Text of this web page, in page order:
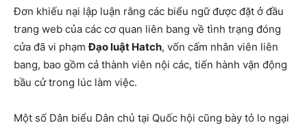
Đơn khiếu nại lập luận rằng các biểu ngữ được đặt ở đầu
trang web của các cơ quan liên bang về tình trạng đóng
cửa đã vi phạmĐạo luật Hatch, vốn cấm nhân viên liên
bang, bao gồm cả thành viên nội các, tiến hành vận động
bầu cử trong lúc làm việc.
Một số Dân biểu Dân chủ tại Quốc hội cũng bày tỏ lo ngại